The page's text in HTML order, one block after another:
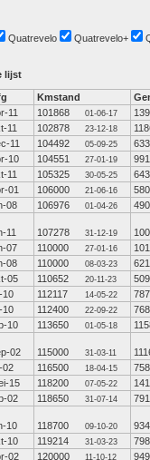
Quatrevelo Quatrevelo+
lijst
Kmstand
11 101868 01-06-17
11 102878 23-12-18
11 104492 05-09-25
633
10 104551 27-01-19
991
11 105325 30-05-25
643
01 106000 21-06-16
580
08 106976 01-04-26 490
11 107278 31-12-19
07 110000 27-01-16
08 110000 08-03-23
621
05 110652 20-11-23
509
10 112117 14-05-22
787
10 112400 22-09-22
768
10 113650 01-05-18
02 115000 31-03-11
02 116500 18-04-15
758
15 118200 07-05-22
02 118650 31-07-14 791
10 118700 09-10-20
934
10 119214 31-03-23
798
02 120000 11-10-12
949